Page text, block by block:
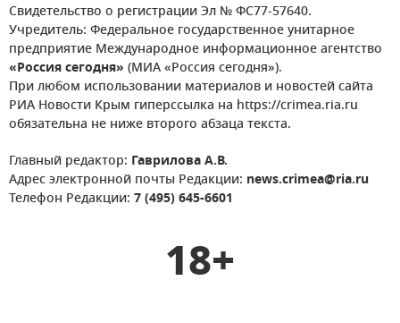
Свидетельство о регистрации Эл № ФС77-57640.
Учредитель: Федеральное государственное унитарное
предприятие Международное информационное агентство
«Россия сегодня» (МИА «Россия сегодня»).
При любом использовании материалов и новостей сайта
РИА Новости Крым гиперссылка на https://crimea.ria.ru
обязательна не ниже второго абзаца текста.
Главный редактор: Гаврилова А.В.
Адрес электронной почты Редакции: news.crimea@ria.ru
Телефон Редакции: 7 (495) 645-6601
18+